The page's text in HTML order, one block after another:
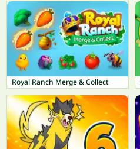
Royal Ranch Merge & Collect